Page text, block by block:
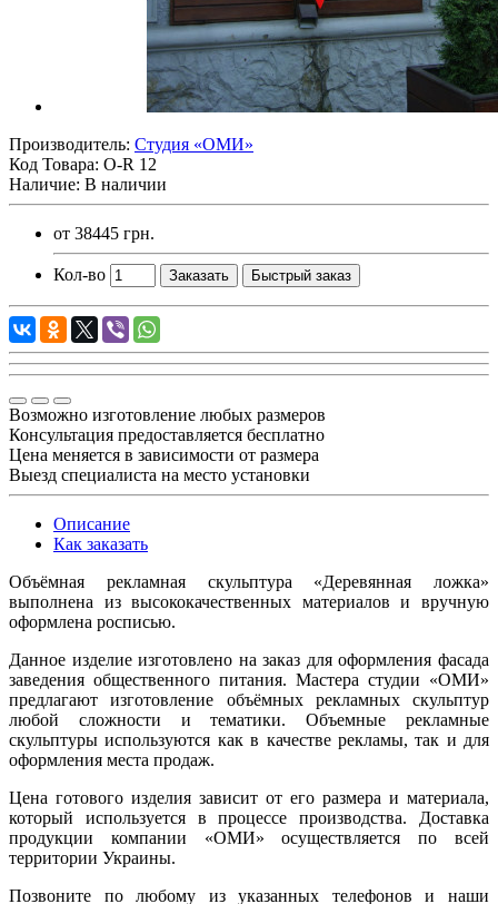
Производитель: Студия «ОМИ»
Код Товара: O-R 12
Наличие: В наличии
от 38445 грн.
Кол-во Заказать Быстрый заказ
Возможно изготовление любых размеров
Консультация предоставляется бесплатно
Цена меняется в зависимости от размера
Выезд специалиста на место установки
Описание
Как заказать
Объёмная рекламная скульптура «Деревянная ложка»
выполнена из высококачественных материалов и вручную
оформлена росписью.
Данное изделие изготовлено на заказ для оформления фасада
заведения общественного питания. Мастера студии «ОМИ»
предлагают изготовление объёмных рекламных скульптур
любой сложности и тематики. Объемные рекламные
скульптуры используются как в качестве рекламы, так и для
оформления места продаж.
Цена готового изделия зависит от его размера и материала,
который используется в процессе производства. Доставка
продукции компании «ОМИ» осуществляется по всей
территории Украины.
Позвоните по любому из указанных телефонов и наши